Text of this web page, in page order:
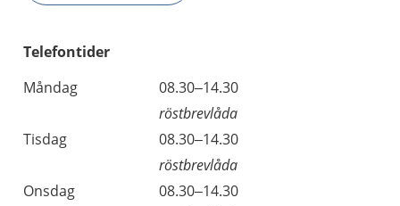
Telefontider
Måndag
08.30–14.30
röstbrevlåda
Tisdag
08.30–14.30
röstbrevlåda
Onsdag
08.30–14.30